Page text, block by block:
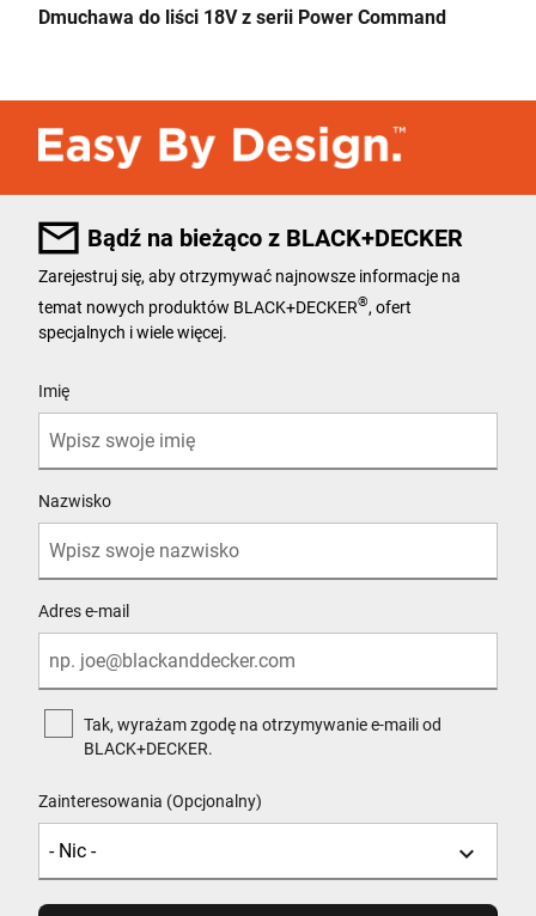
Dmuchawa do liści 18V z serii Power Command
Bądź na bieżąco z BLACK+DECKER
Zarejestruj się, aby otrzymywać najnowsze informacje na
temat nowych produktów BLACK+DECKER®, ofert
specjalnych i wiele więcej.
Imię
Nazwisko
Adres e-mail
Tak, wyrażam zgodę na otrzymywanie e-maili od
BLACK+DECKER.
Zainteresowania (Opcjonalny)